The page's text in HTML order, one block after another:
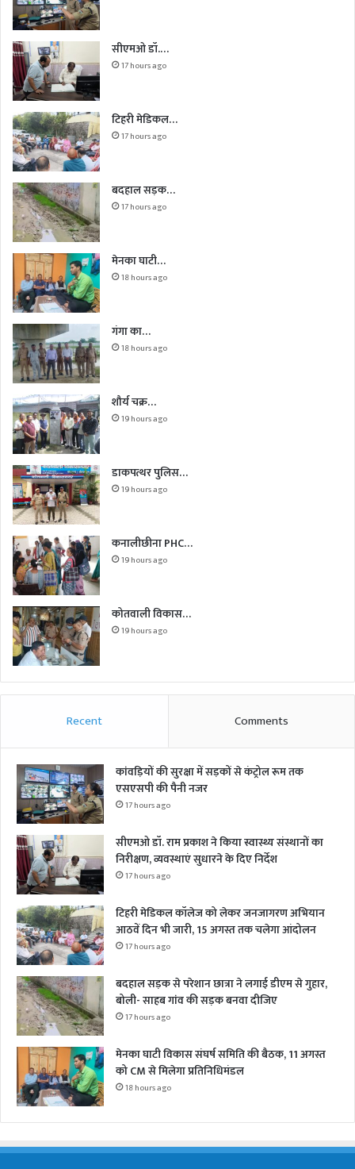
सीएमओ डॉ.…
17 hours ago
टिहरी मेडिकल…
17 hours ago
बदहाल सड़क…
17 hours ago
मेनका घाटी…
18 hours ago
गंगा का…
18 hours ago
शौर्य चक्र…
19 hours ago
डाकपत्थर पुलिस…
19 hours ago
कनालीछीना PHC…
19 hours ago
कोतवाली विकास…
19 hours ago
Recent Comments
कांवड़ियों की सुरक्षा में सड़कों से कंट्रोल रूम तक
एसएसपी की पैनी नजर
17 hours ago
सीएमओ डॉ. राम प्रकाश ने किया स्वास्थ्य संस्थानों का
निरीक्षण, व्यवस्थाएं सुधारने के दिए निर्देश
17 hours ago
टिहरी मेडिकल कॉलेज को लेकर जनजागरण अभियान
आठवें दिन भी जारी, 15 अगस्त तक चलेगा आंदोलन
17 hours ago
बदहाल सड़क से परेशान छात्रा ने लगाई डीएम से गुहार,
बोली- साहब गांव की सड़क बनवा दीजिए
17 hours ago
मेनका घाटी विकास संघर्ष समिति की बैठक, 11 अगस्त
को CM से मिलेगा प्रतिनिधिमंडल
18 hours ago